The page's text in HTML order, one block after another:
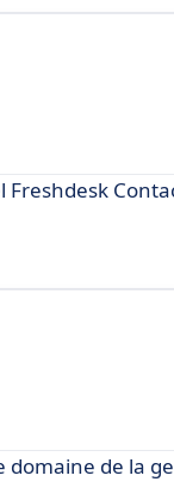
domaine de la